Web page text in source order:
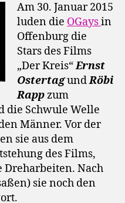
Am 30. Januar 2015
luden die OGaysin
Offenburg die
Stars des Films
„Der Kreis“Ernst
OstertagundRöbi
Rappzum
die Schwule Welle
Männer. Vor der
sie aus dem
des Films,
Dreharbeiten. Nach
sie noch den